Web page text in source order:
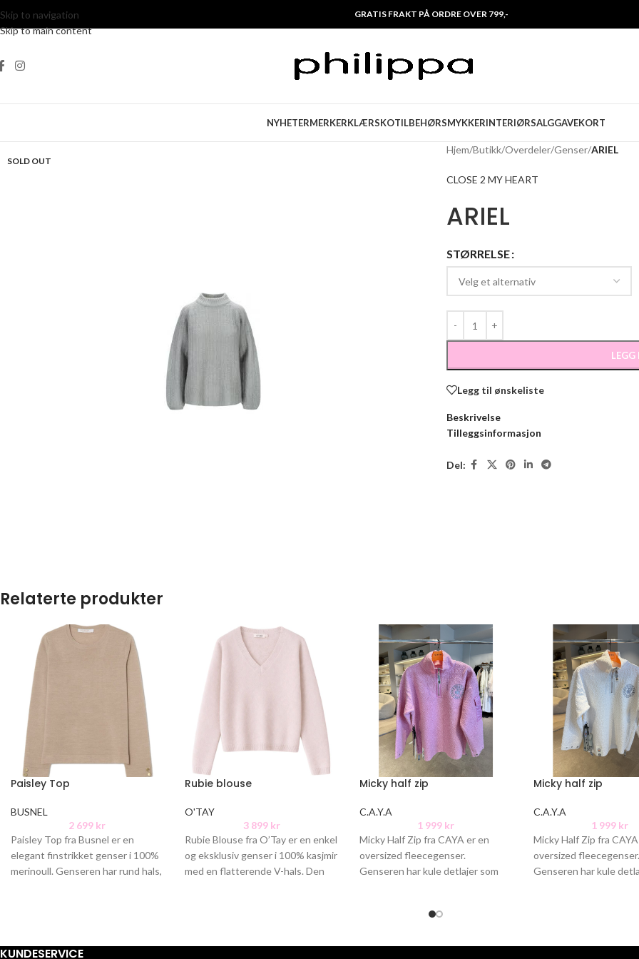
Skip to navigation
Skip to main content
GRATIS FRAKT PÅ ORDRE OVER 799,-
NYHETERMERKERKLÆRSKOTILBEHØRSMYKKERINTERIØRSALGGAVEKORT
SOLD OUT
Hjem/Butikk/Overdeler/Genser/ARIEL
CLOSE 2 MY HEART
ARIEL
STØRRELSE
Legg til ønskeliste
Beskrivelse
Tilleggsinformasjon
Del:
Relaterte produkter
Paisley Top
BUSNEL
2 699 kr
Paisley Top fra Busnel er en
elegant finstrikket genser i 100%
merinoull. Genseren har rund hals,
Rubie blouse
O'TAY
3 899 kr
Rubie Blouse fra O’Tay er en enkel
og eksklusiv genser i 100% kasjmir
med en flatterende V-hals. Den
Micky half zip
C.A.Y.A
1 999 kr
Micky Half Zip fra CAYA er en
oversized fleecegenser.
Genseren har kule detlajer som
Micky half zip
C.A.Y.A
1 999 kr
Micky Half Zip fra
oversized fleecegenser.
Genseren har kule
KUNDESERVICE